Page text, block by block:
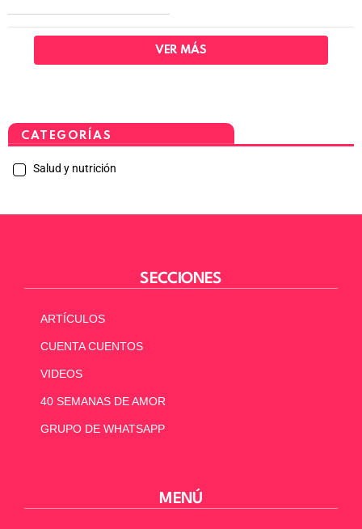
VER MÁS
CATEGORÍAS
Salud y nutrición
SECCIONES
ARTÍCULOS
CUENTA CUENTOS
VIDEOS
40 SEMANAS DE AMOR
GRUPO DE WHATSAPP
MENÚ